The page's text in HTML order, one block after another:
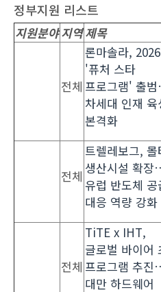
정부지원 리스트
지원분야지역제목
전체
론마솔라, 2026
'퓨처 스타
프로그램' 출
차세대 인재 육
본격화
전체
트렐레보그, 몰
생산시설 확
유럽 반도체 공
대응 역량 강화
전체
TiTE x IHT,
글로벌 바이어
프로그램 추
대만 하드웨어